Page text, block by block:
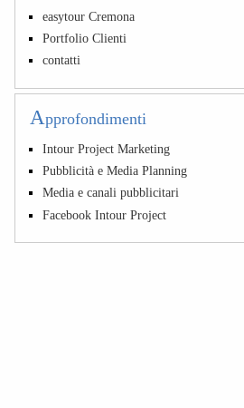
easytour Cremona
Portfolio Clienti
contatti
Approfondimenti
Intour Project Marketing
Pubblicità e Media Planning
Media e canali pubblicitari
Facebook Intour Project